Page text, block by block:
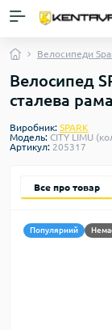
Велосипеди
Велосипед
сталева
Виробник: SPARK
Модель: CITY LIMU
Артикул: 205317
Все про товар
Популярний